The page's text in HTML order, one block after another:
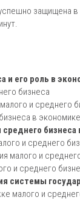
защищена в
и его роль в
бизнеса
и среднего
в
среднего бизнеса
и среднего
малого и
и среднего
системы
малого и